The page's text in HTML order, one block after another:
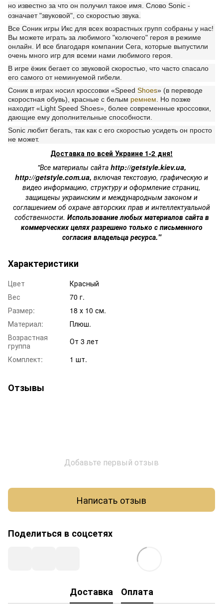
но известно за что он получил такое имя. Слово Sonic -
означает "звуковой", со скоростью звука.
Все Соник игры Икс для всех возрастных групп собраны у нас!
Вы можете играть за любимого "колючего" героя в режиме
онлайн. И все благодаря компании Сега, которые выпустили
очень много игр для всеми нами любимого героя.
В игре ёжик бегает со звуковой скоростью, что часто спасало
его самого от неминуемой гибели.
Соник в играх носил кроссовки «Speed Shoes» (в переводе
скоростная обувь), красные с белым ремнем . Но позже
находит «Light Speed Shoes», более современные кроссовки,
дающие ему дополнительные способности.
Sonic любит бегать, так как с его скоростью усидеть он просто
не может.
Доставка по всей Украине 1-2 дня!
"Все материалы сайта http://getstyle.kiev.ua,
http://getstyle.com.ua, включая текстовую, графическую и
видео информацию, структуру и оформление страниц,
защищены украинским и международным законом и
соглашением об охране авторских прав и интеллектуальной
собственности. Использование любых материалов сайта в
коммерческих целях разрешено только с письменного
согласия владельца ресурса."
Характеристики
Цвет
Красный
Вес
70 г.
Размер:
18 х 10 см.
Материал:
Плюш.
Возрастная
группа
От 3 лет
Комплект:
1 шт.
Отзывы
Добавьте первый отзыв
Написать отзыв
Поделиться в соцсетях
Доставка Оплата